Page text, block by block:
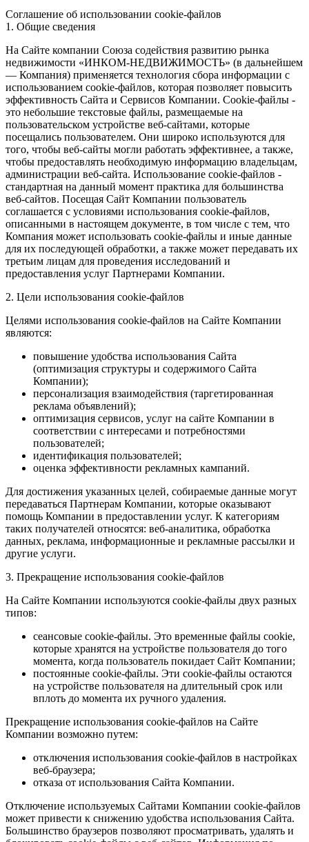
Соглашение об использовании cookie-файлов
1. Общие сведения
На Сайте компании Союза содействия развитию рынка
недвижимости «ИНКОМ-НЕДВИЖИМОСТЬ» (в дальнейшем
— Компания) применяется технология сбора информации с
использованием cookie-файлов, которая позволяет повысить
эффективность Сайта и Сервисов Компании. Сookie-файлы -
это небольшие текстовые файлы, размещаемые на
пользовательском устройстве веб-сайтами, которые
посещались пользователем. Они широко используются для
того, чтобы веб-сайты могли работать эффективнее, а также,
чтобы предоставлять необходимую информацию владельцам,
администрации веб-сайта. Использование cookie-файлов -
стандартная на данный момент практика для большинства
веб-сайтов. Посещая Сайт Компании пользователь
соглашается с условиями использования cookie-файлов,
описанными в настоящем документе, в том числе с тем, что
Компания может использовать cookie-файлы и иные данные
для их последующей обработки, а также может передавать их
третьим лицам для проведения исследований и
предоставления услуг Партнерами Компании.
2. Цели использования cookie-файлов
Целями использования cookie-файлов на Сайте Компании
являются:
повышение удобства использования Сайта
(оптимизация структуры и содержимого Сайта
Компании);
персонализация взаимодействия (таргетированная
реклама объявлений);
оптимизация сервисов, услуг на сайте Компании в
соответствии с интересами и потребностями
пользователей;
идентификация пользователей;
оценка эффективности рекламных кампаний.
Для достижения указанных целей, собираемые данные могут
передаваться Партнерам Компании, которые оказывают
помощь Компании в предоставлении услуг. К категориям
таких получателей относятся: веб-аналитика, обработка
данных, реклама, информационные и рекламные рассылки и
другие услуги.
3. Прекращение использования cookie-файлов
На Сайте Компании используются cookie-файлы двух разных
типов:
сеансовые cookie-файлы. Это временные файлы cookie,
которые хранятся на устройстве пользователя до того
момента, когда пользователь покидает Сайт Компании;
постоянные cookie-файлы. Эти cookie-файлы остаются
на устройстве пользователя на длительный срок или
вплоть до момента их ручного удаления.
Прекращение использования cookie-файлов на Сайте
Компании возможно путем:
отключения использования cookie-файлов в настройках
веб-браузера;
отказа от использования Сайта Компании.
Отключение используемых Сайтами Компании cookie-файлов
может привести к снижению удобства использования Сайта.
Большинство браузеров позволяют просматривать, удалять и